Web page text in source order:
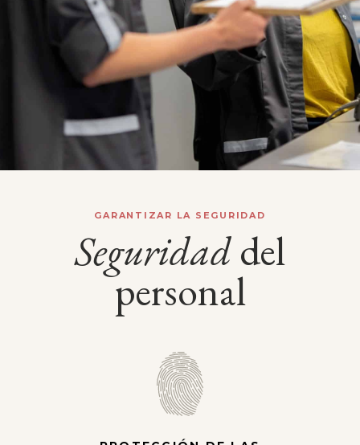
GARANTIZAR LA SEGURIDAD
Seguridaddel
personal